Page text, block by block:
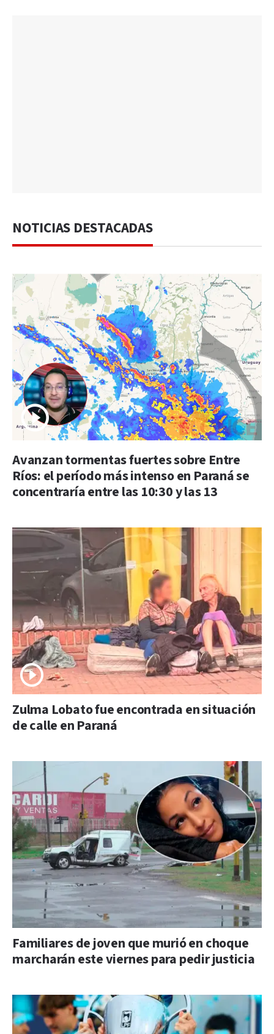
NOTICIAS DESTACADAS
Avanzan tormentas fuertes sobre Entre
Ríos: el período más intenso en Paraná se
concentraría entre las 10:30 y las 13
Zulma Lobato fue encontrada en situación
de calle en Paraná
Familiares de joven que murió en choque
marcharán este viernes para pedir justicia